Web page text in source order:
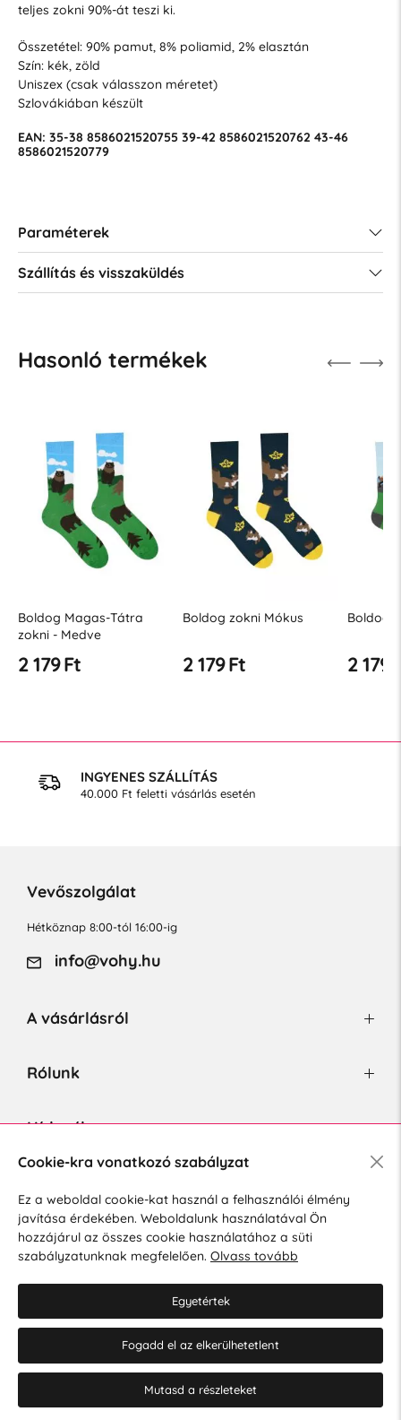
teljes zokni 90%-át teszi ki.
Összetétel: 90% pamut, 8% poliamid, 2% elasztán
Szín: kék, zöld
Uniszex (csak válasszon méretet)
Szlovákiában készült
EAN: 35-38 8586021520755 39-42 8586021520762 43-46
8586021520779
Paraméterek
Szállítás és visszaküldés
Hasonló termékek
Boldog Magas-Tátra
zokni - Medve
2 179 Ft
Boldog zokni Mókus
2 179 Ft
Boldog
2 179
INGYENES SZÁLLÍTÁS
40.000 Ft feletti vásárlás esetén
Vevőszolgálat
Hétköznap 8:00-tól 16:00-ig
info@vohy.hu
A vásárlásról
Rólunk
Hírlevél
Hozzájárulok a személyes adatok marketing célú kezeléséhez.
Személyes adatok védelmére vonatkozó szabályzat.
Cookie-kra vonatkozó szabályzat
Ez a weboldal cookie-kat használ a felhasználói élmény
javítása érdekében. Weboldalunk használatával Ön
hozzájárul az összes cookie használatához a süti
szabályzatunknak megfelelően. Olvass tovább
Egyetértek
Fogadd el az elkerülhetetlent
Mutasd a részleteket